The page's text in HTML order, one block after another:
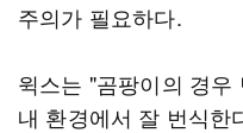
주의가 필요하다.
윅스는 "곰팡이의 경우
내 환경에서 잘 번식한